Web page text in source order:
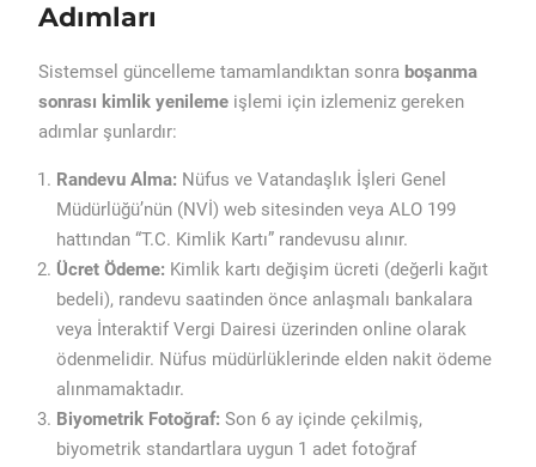
Adımları
Sistemsel güncelleme tamamlandıktan sonra boşanma
sonrası kimlik yenilemeişlemi için izlemeniz gereken
adımlar şunlardır:
Randevu Alma: Nüfus ve Vatandaşlık İşleri Genel
Müdürlüğü’nün (NVİ) web sitesinden veya ALO 199
hattından “T.C. Kimlik Kartı” randevusu alınır.
Ücret Ödeme: Kimlik kartı değişim ücreti (değerli kağıt
bedeli), randevu saatinden önce anlaşmalı bankalara
veya İnteraktif Vergi Dairesi üzerinden online olarak
ödenmelidir. Nüfus müdürlüklerinde elden nakit ödeme
alınmamaktadır.
Biyometrik Fotoğraf: Son 6 ay içinde çekilmiş,
biyometrik standartlara uygun 1 adet fotoğraf